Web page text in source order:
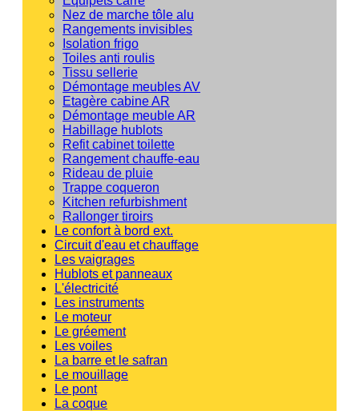
Nez de marche tôle alu
Rangements invisibles
Isolation frigo
Toiles anti roulis
Tissu sellerie
Démontage meubles AV
Etagère cabine AR
Démontage meuble AR
Habillage hublots
Refit cabinet toilette
Rangement chauffe-eau
Rideau de pluie
Trappe coqueron
Kitchen refurbishment
Rallonger tiroirs
Le confort à bord ext.
Circuit d'eau et chauffage
Les vaigrages
Hublots et panneaux
L'électricité
Les instruments
Le moteur
Le gréement
Les voiles
La barre et le safran
Le mouillage
Le pont
La coque